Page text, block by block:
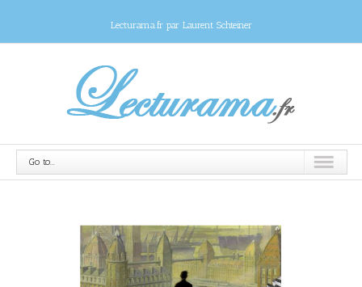
Lecturama.fr par Laurent Schteiner
Go to...